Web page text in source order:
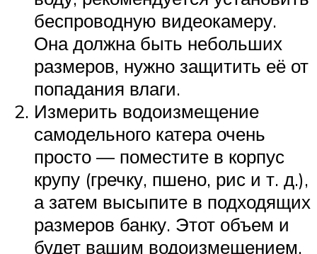
беспроводную видеокамеру.
Она должна быть небольших
размеров, нужно защитить её от
попадания влаги.
Измерить водоизмещение
самодельного катера очень
просто — поместите в корпус
крупу (гречку, пшено, рис и т. д.),
а затем высыпите в подходящих
размеров банку. Этот объем и
будет вашим водоизмещением.